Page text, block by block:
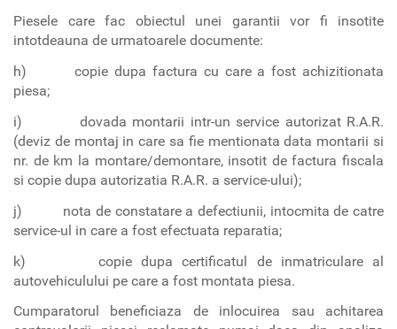
Piesele care fac obiectul unei garantii vor fi insotite
intotdeauna de urmatoarele documente:
h) copie dupa factura cu care a fost achizitionata
piesa;
i) dovada montarii intr-un service autorizat R.A.R.
(deviz de montaj in care sa fie mentionata data montarii si
nr. de km la montare/demontare, insotit de factura fiscala
si copie dupa autorizatia R.A.R. a service-ului);
j) nota de constatare a defectiunii, intocmita de catre
service-ul in care a fost efectuata reparatia;
k) copie dupa certificatul de inmatriculare al
autovehiculului pe care a fost montata piesa.
Cumparatorul beneficiaza de inlocuirea sau achitarea